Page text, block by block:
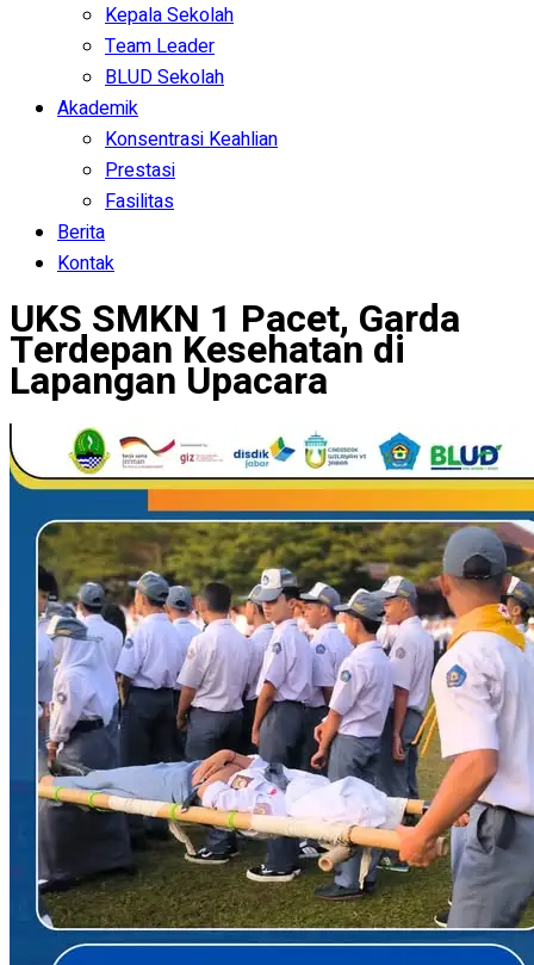
Kepala Sekolah
Team Leader
BLUD Sekolah
Akademik
Konsentrasi Keahlian
Prestasi
Fasilitas
Berita
Kontak
UKS SMKN 1 Pacet, Garda
Terdepan Kesehatan di
Lapangan Upacara